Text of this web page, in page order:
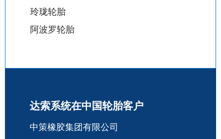
玲珑轮胎
阿波罗轮胎
达索系统在中国轮胎客户
中策橡胶集团有限公司